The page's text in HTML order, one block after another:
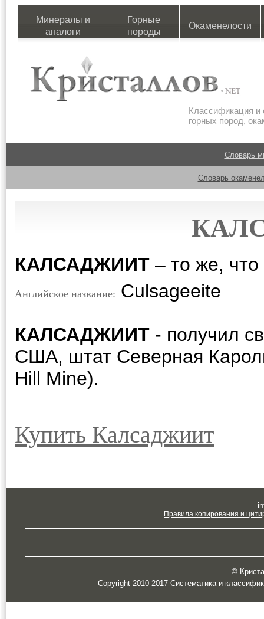
Минералы и
аналоги
Горные
породы
Окаменелости
Классификация и
горных пород,
Словарь
Словарь
КАЛСАДЖИИТ – то же, что
Английское название: Culsageeite
КАЛСАДЖИИТ - получил
США, штат Северная
Hill Mine).
Купить Калсаджиит
Правила копирования и
©
Copyright 2010-2017 Систематика и